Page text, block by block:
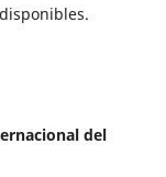
del